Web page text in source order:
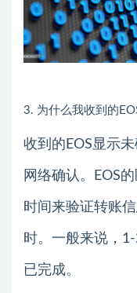
3. 为什么我收到的
收到的EOS显示
网络确认。EOS
时间来验证转账
时。一般来说，
已完成。